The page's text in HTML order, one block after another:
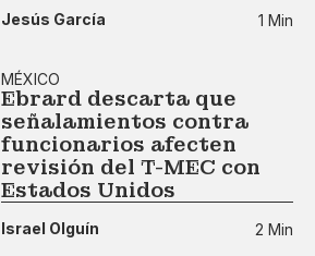
Jesús García 1 Min
MÉXICO
Ebrard descarta que
señalamientos contra
funcionarios afecten
revisión del T-MEC con
Estados Unidos
Israel Olguín 2 Min